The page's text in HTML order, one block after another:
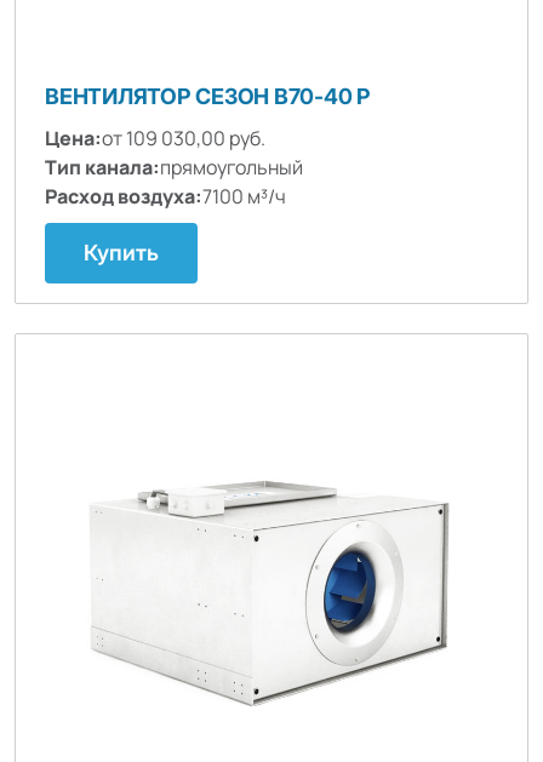
ВЕНТИЛЯТОР СЕЗОН B70-40 P
Цена:от 109 030,00 руб.
Тип канала:прямоугольный
Расход воздуха:7100 м³/ч
Купить